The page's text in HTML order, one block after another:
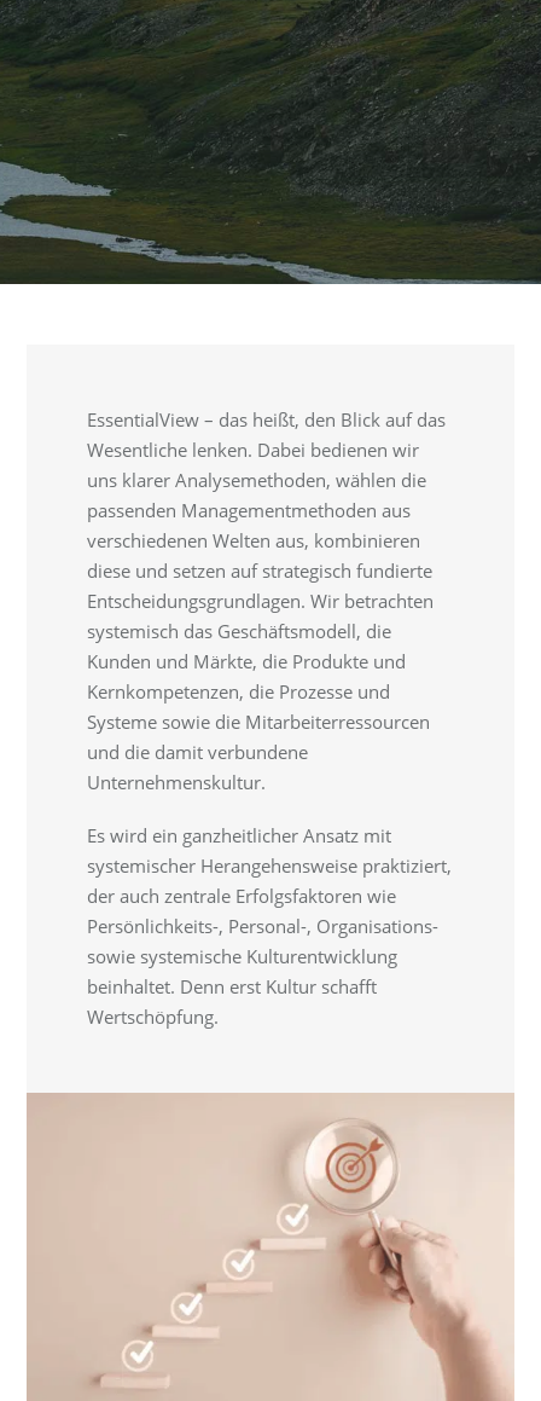
EssentialView – das heißt, den Blick auf das
Wesentliche lenken. Dabei bedienen wir
uns klarer Analysemethoden, wählen die
passenden Managementmethoden aus
verschiedenen Welten aus, kombinieren
diese und setzen auf strategisch fundierte
Entscheidungsgrundlagen. Wir betrachten
systemisch das Geschäftsmodell, die
Kunden und Märkte, die Produkte und
Kernkompetenzen, die Prozesse und
Systeme sowie die Mitarbeiterressourcen
und die damit verbundene
Unternehmenskultur.
Es wird ein ganzheitlicher Ansatz mit
systemischer Herangehensweise praktiziert,
der auch zentrale Erfolgsfaktoren wie
Persönlichkeits-, Personal-, Organisations-
sowie systemische Kulturentwicklung
beinhaltet. Denn erst Kultur schafft
Wertschöpfung.